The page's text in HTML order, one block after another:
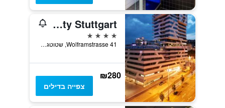
Jaz in the City Stuttgart
4 כוכבים
Wolframstrasse 41, שטוטגרט, באדן-ווירטמברג, גרמניה
₪280
צפייה בדילים